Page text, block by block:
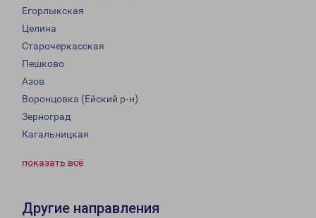
Егорлыкская
Целина
Старочеркасская
Пешково
Азов
Воронцовка (Ейский р-н)
Зерноград
Кагальницкая
показать всё
Другие направления